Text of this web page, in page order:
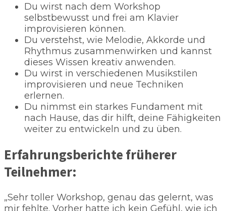
Du wirst nach dem Workshop
selbstbewusst und frei am Klavier
improvisieren können.
Du verstehst, wie Melodie, Akkorde und
Rhythmus zusammenwirken und kannst
dieses Wissen kreativ anwenden.
Du wirst in verschiedenen Musikstilen
improvisieren und neue Techniken
erlernen.
Du nimmst ein starkes Fundament mit
nach Hause, das dir hilft, deine Fähigkeiten
weiter zu entwickeln und zu üben.
Erfahrungsberichte früherer
Teilnehmer:
„Sehr toller Workshop, genau das gelernt, was
mir fehlte. Vorher hatte ich kein Gefühl, wie ich